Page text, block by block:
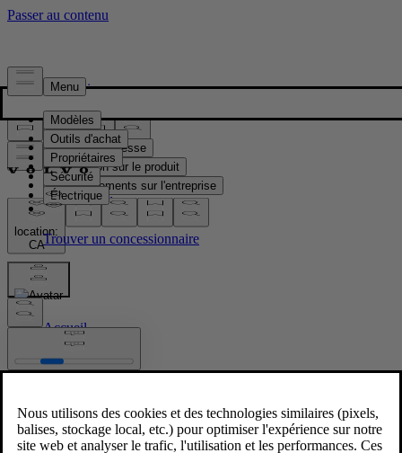
Presse & Médias
Matériel de presse
Information sur le produit
Renseignements sur l'entreprise
Contacts médias
location:
CA
Images
Accueil
/Images